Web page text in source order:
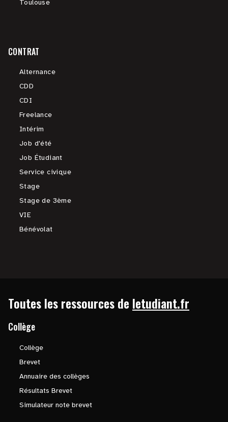
Toulouse
CONTRAT
Alternance
CDD
CDI
Freelance
Intérim
Job d'été
Job Étudiant
Service civique
Stage
Stage de 3ème
VIE
Bénévolat
Toutes les ressources de letudiant.fr
Collège
Collège
Brevet
Annuaire des collèges
Résultats Brevet
Simulateur note brevet